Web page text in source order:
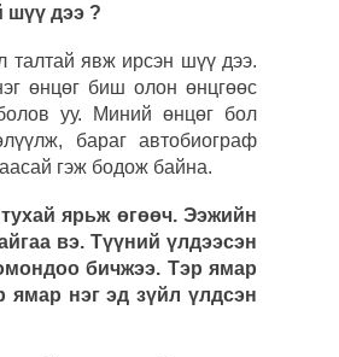
шүү дээ ?
талтай явж ирсэн шүү дээ.
өнцөг биш олон өнцгөөс
уу. Миний өнцөг бол
бараг автобиограф
гэж бодож байна.
ярьж өгөөч. Ээжийн
вэ. Түүний үлдээсэн
бичжээ. Тэр ямар
нэг эд зүйл үлдсэн